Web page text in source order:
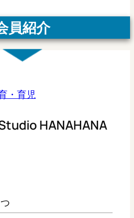
員紹介
・育児
HANAHANA